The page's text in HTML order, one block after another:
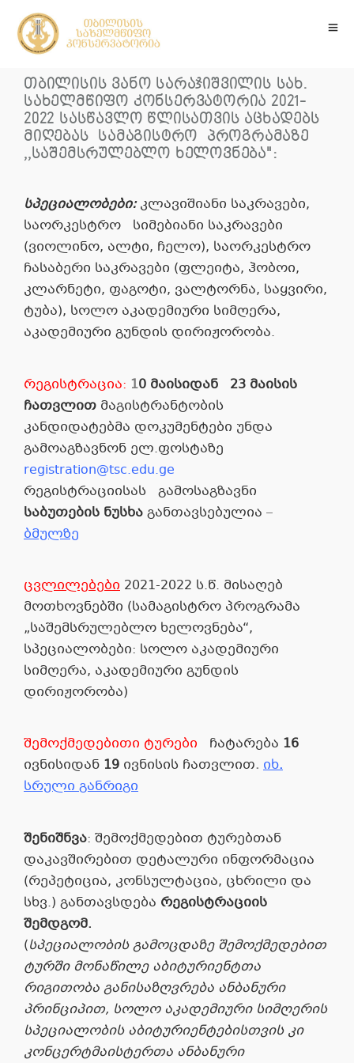
თბილისის ვანო სარაჯიშვილის სახ.
სახელმწიფო კონსერვატორია 2021-
2022 სასწავლო წლისათვის აცხადებს
მიღებას სამაგისტრო პროგრამაზე
,,საშემსრულებლო ხელოვნება":
სპეციალობები:კლავიშიანი საკრავები,
საორკესტრო სიმებიანი საკრავები
(ვიოლინო, ალტი, ჩელო), საორკესტრო
ჩასაბერი საკრავები (ფლეიტა, ჰობოი,
კლარნეტი, ფაგოტი, ვალტორნა, საყვირი,
ტუბა), სოლო აკადემიური სიმღერა,
აკადემიური გუნდის დირიჟორობა.
რეგისტრაცია: 10 მაისიდან 23 მაისის
ჩათვლით მაგისტრანტობის
კანდიდატებმა დოკუმენტები უნდა
გამოაგზავნონ ელ.ფოსტაზე
registration@tsc.edu.ge
რეგისტრაციისას გამოსაგზავნი
საბუთების ნუსხა განთავსებულია –
ბმულზე
ცვლილებები 2021-2022 ს.წ. მისაღებ
მოთხოვნებში (სამაგისტრო პროგრამა
„საშემსრულებლო ხელოვნება“,
სპეციალობები: სოლო აკადემიური
სიმღერა, აკადემიური გუნდის
დირიჟორობა)
შემოქმედებითი ტურები ჩატარება 16
ივნისიდან 19 ივნისის ჩათვლით. იხ.
სრული განრიგი
შენიშნვა: შემოქმედებით ტურებთან
დაკავშირებით დეტალური ინფორმაცია
(რეპეტიცია, კონსულტაცია, ცხრილი და
სხვ.) განთავსდება რეგისტრაციის
შემდგომ.
(სპეციალობის გამოცდაზე შემოქმედებით
ტურში მონაწილე აბიტურიენტთა
რიგითობა განისაზღვრება ანბანური
პრინციპით, სოლო აკადემიური სიმღერის
სპეციალობის აბიტურიენტებისთვის კი
კონცერტმაისტერთა ანბანური